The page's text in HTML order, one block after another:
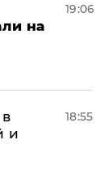
на
19:06
и
18:55